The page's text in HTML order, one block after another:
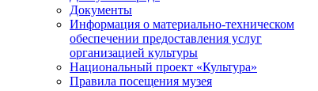
Документы
Информация о материально-техническом
обеспечении предоставления услуг
организацией культуры
Национальный проект «Культура»
Правила посещения музея